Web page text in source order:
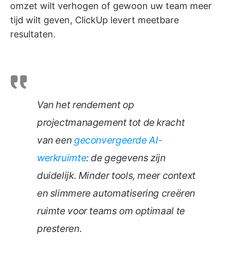
omzet wilt verhogen of gewoon uw team meer
tijd wilt geven, ClickUp levert meetbare
resultaten.
Van het rendement op
projectmanagement tot de kracht
van een geconvergeerde AI-
werkruimte: de gegevens zijn
duidelijk. Minder tools, meer context
en slimmere automatisering creëren
ruimte voor teams om optimaal te
presteren.